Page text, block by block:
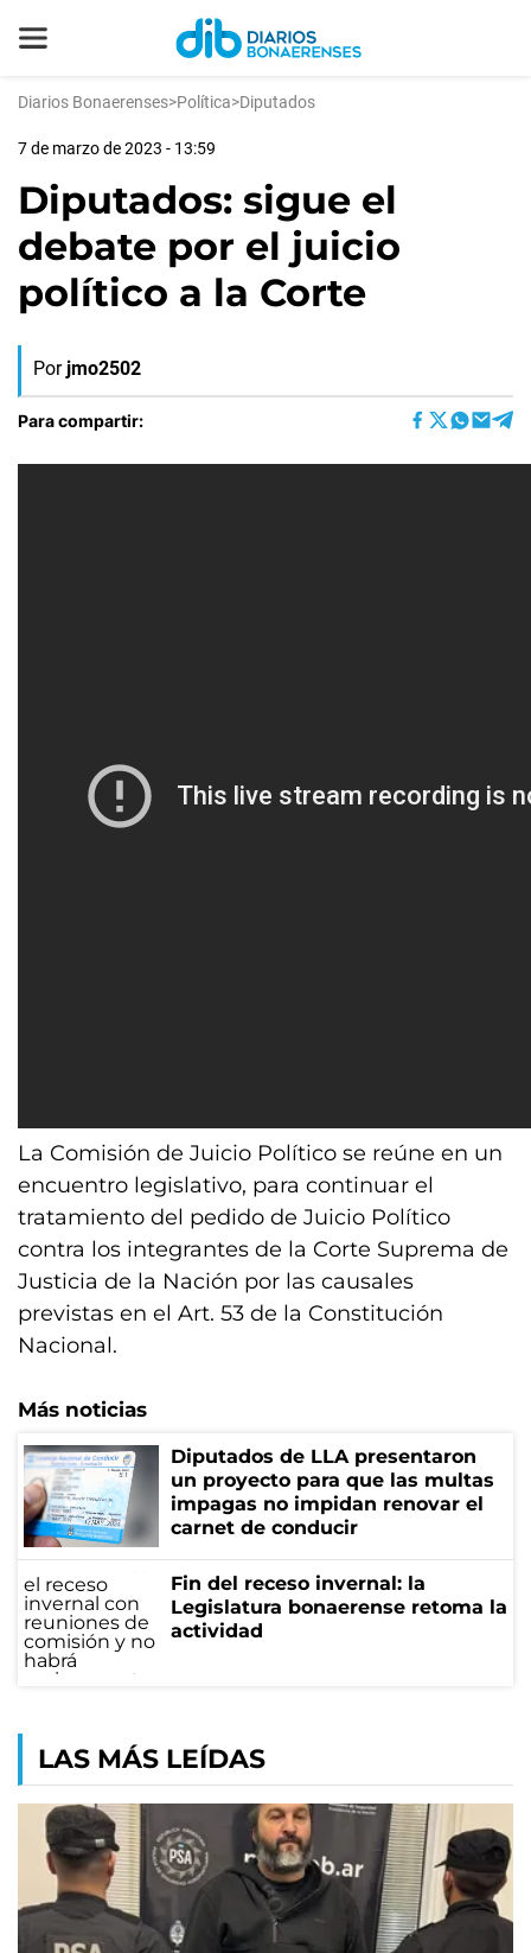
Diarios Bonaerenses>Política>Diputados
7 de marzo de 2023 - 13:59
Diputados: sigue el
debate por el juicio
político a la Corte
Por jmo2502
Para compartir:
La Comisión de Juicio Político se reúne en un
encuentro legislativo, para continuar el
tratamiento del pedido de Juicio Político
contra los integrantes de la Corte Suprema de
Justicia de la Nación por las causales
previstas en el Art. 53 de la Constitución
Nacional.
Más noticias
Diputados de LLA presentaron
un proyecto para que las multas
impagas no impidan renovar el
carnet de conducir
Fin del receso invernal: la
Legislatura bonaerense retoma la
actividad
LAS MÁS LEÍDAS